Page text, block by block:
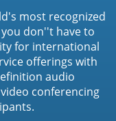
most recognized
don''t have to
for international
offerings with
audio
conferencing